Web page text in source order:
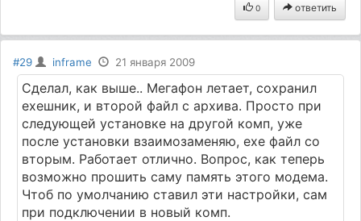
0 ответить
#29 inframe 21 января 2009
Сделал, как выше.. Мегафон летает, сохранил
ехешник, и второй файл с архива. Просто при
следующей установке на другой комп, уже
после установки взаимозаменяю, ехе файл со
вторым. Работает отлично. Вопрос, как теперь
возможно прошить саму память этого модема.
Чтоб по умолчанию ставил эти настройки, сам
при подключении в новый комп.